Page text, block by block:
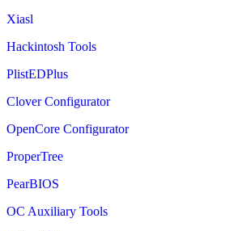
Xiasl
Hackintosh Tools
PlistEDPlus
Clover Configurator
OpenCore Configurator
ProperTree
PearBIOS
OC Auxiliary Tools